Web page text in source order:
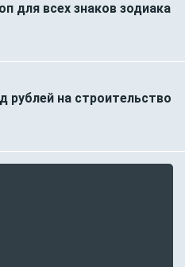
для всех знаков зодиака
рублей на строительство